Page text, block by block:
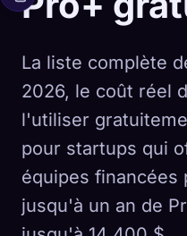
La liste complète
2026, le coût réel
l'utiliser
pour startups qui
équipes financées
jusqu'à un an de